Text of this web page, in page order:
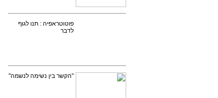
פוטוטראפיה : תנו לגוף
לדבר
"הקשר בין נשימה לנשמה"